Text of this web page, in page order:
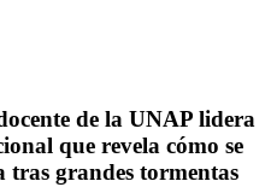
de la UNAP lidera
que revela cómo se
tras grandes tormentas